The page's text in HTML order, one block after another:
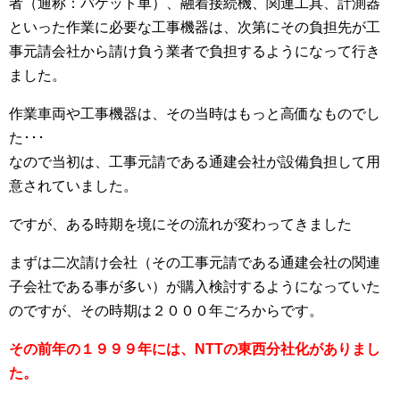
といった作業に必要な工事機器は、次第にその負担先が工
事元請会社から請け負う業者で負担するようになって行き
ました。
作業車両や工事機器は、その当時はもっと高価なものでし
た･･･
なので当初は、工事元請である通建会社が設備負担して用
意されていました。
ですが、ある時期を境にその流れが変わってきました
まずは二次請け会社（その工事元請である通建会社の関連
子会社である事が多い）が購入検討するようになっていた
のですが、その時期は２０００年ごろからです。
その前年の１９９９年には、NTTの東西分社化がありまし
た。